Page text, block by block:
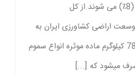
(7٪) و سایر سموم (8٪) می شوند.از کل
وسعت اراضی کشاورزی ایران به
ازای هر هکتار 780/0 کیلوگرم ماده موثره انواع سموم
میشود که [...]